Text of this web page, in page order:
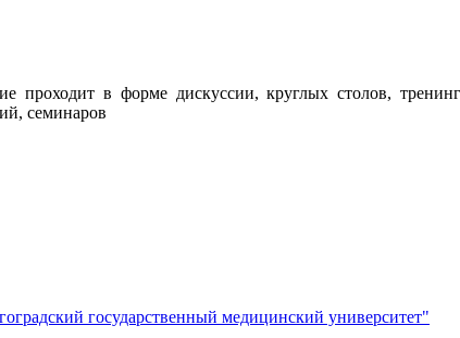
проходит в форме дискуссии, круглых столов,
семинаров